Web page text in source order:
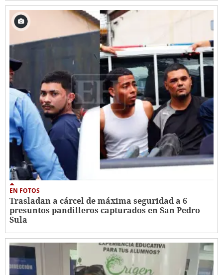
EN FOTOS
Trasladan a cárcel de máxima seguridad a 6
presuntos pandilleros capturados en San Pedro
Sula